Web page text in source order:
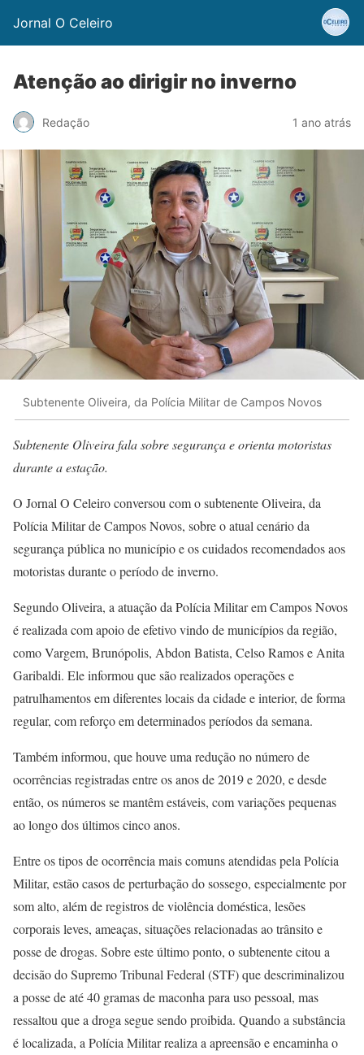
Jornal O Celeiro
Atenção ao dirigir no inverno
Redação 1 ano atrás
Subtenente Oliveira, da Polícia Militar de Campos Novos
Subtenente Oliveira fala sobre segurança e orienta motoristas
durante a estação.
O Jornal O Celeiro conversou com o subtenente Oliveira, da
Polícia Militar de Campos Novos, sobre o atual cenário da
segurança pública no município e os cuidados recomendados aos
motoristas durante o período de inverno.
Segundo Oliveira, a atuação da Polícia Militar em Campos Novos
é realizada com apoio de efetivo vindo de municípios da região,
como Vargem, Brunópolis, Abdon Batista, Celso Ramos e Anita
Garibaldi. Ele informou que são realizados operações e
patrulhamentos em diferentes locais da cidade e interior, de forma
regular, com reforço em determinados períodos da semana.
Também informou, que houve uma redução no número de
ocorrências registradas entre os anos de 2019 e 2020, e desde
então, os números se mantêm estáveis, com variações pequenas
ao longo dos últimos cinco anos.
Entre os tipos de ocorrência mais comuns atendidas pela Polícia
Militar, estão casos de perturbação do sossego, especialmente por
som alto, além de registros de violência doméstica, lesões
corporais leves, ameaças, situações relacionadas ao trânsito e
posse de drogas. Sobre este último ponto, o subtenente citou a
decisão do Supremo Tribunal Federal (STF) que descriminalizou
a posse de até 40 gramas de maconha para uso pessoal, mas
ressaltou que a droga segue sendo proibida. Quando a substância
é localizada, a Polícia Militar realiza a apreensão e encaminha o